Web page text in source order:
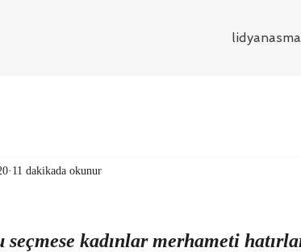
11 dakikada okunur
kadınlar merhameti